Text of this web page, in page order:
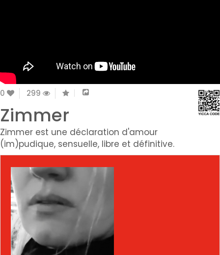
0 299
Zimmer
Zimmer est une déclaration d'amour
(im)pudique, sensuelle, libre et définitive.